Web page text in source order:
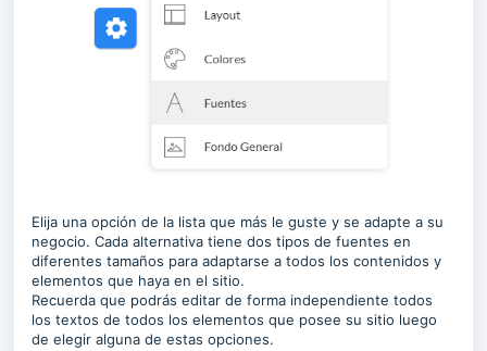
Elija una opción de la lista que más le guste y se adapte a su
negocio. Cada alternativa tiene dos tipos de fuentes en
diferentes tamaños para adaptarse a todos los contenidos y
elementos que haya en el sitio.
Recuerda que podrás editar de forma independiente todos
los textos de todos los elementos que posee su sitio luego
de elegir alguna de estas opciones.